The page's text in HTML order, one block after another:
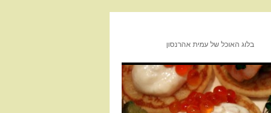
בלוג האוכל של עמית אהרנסון